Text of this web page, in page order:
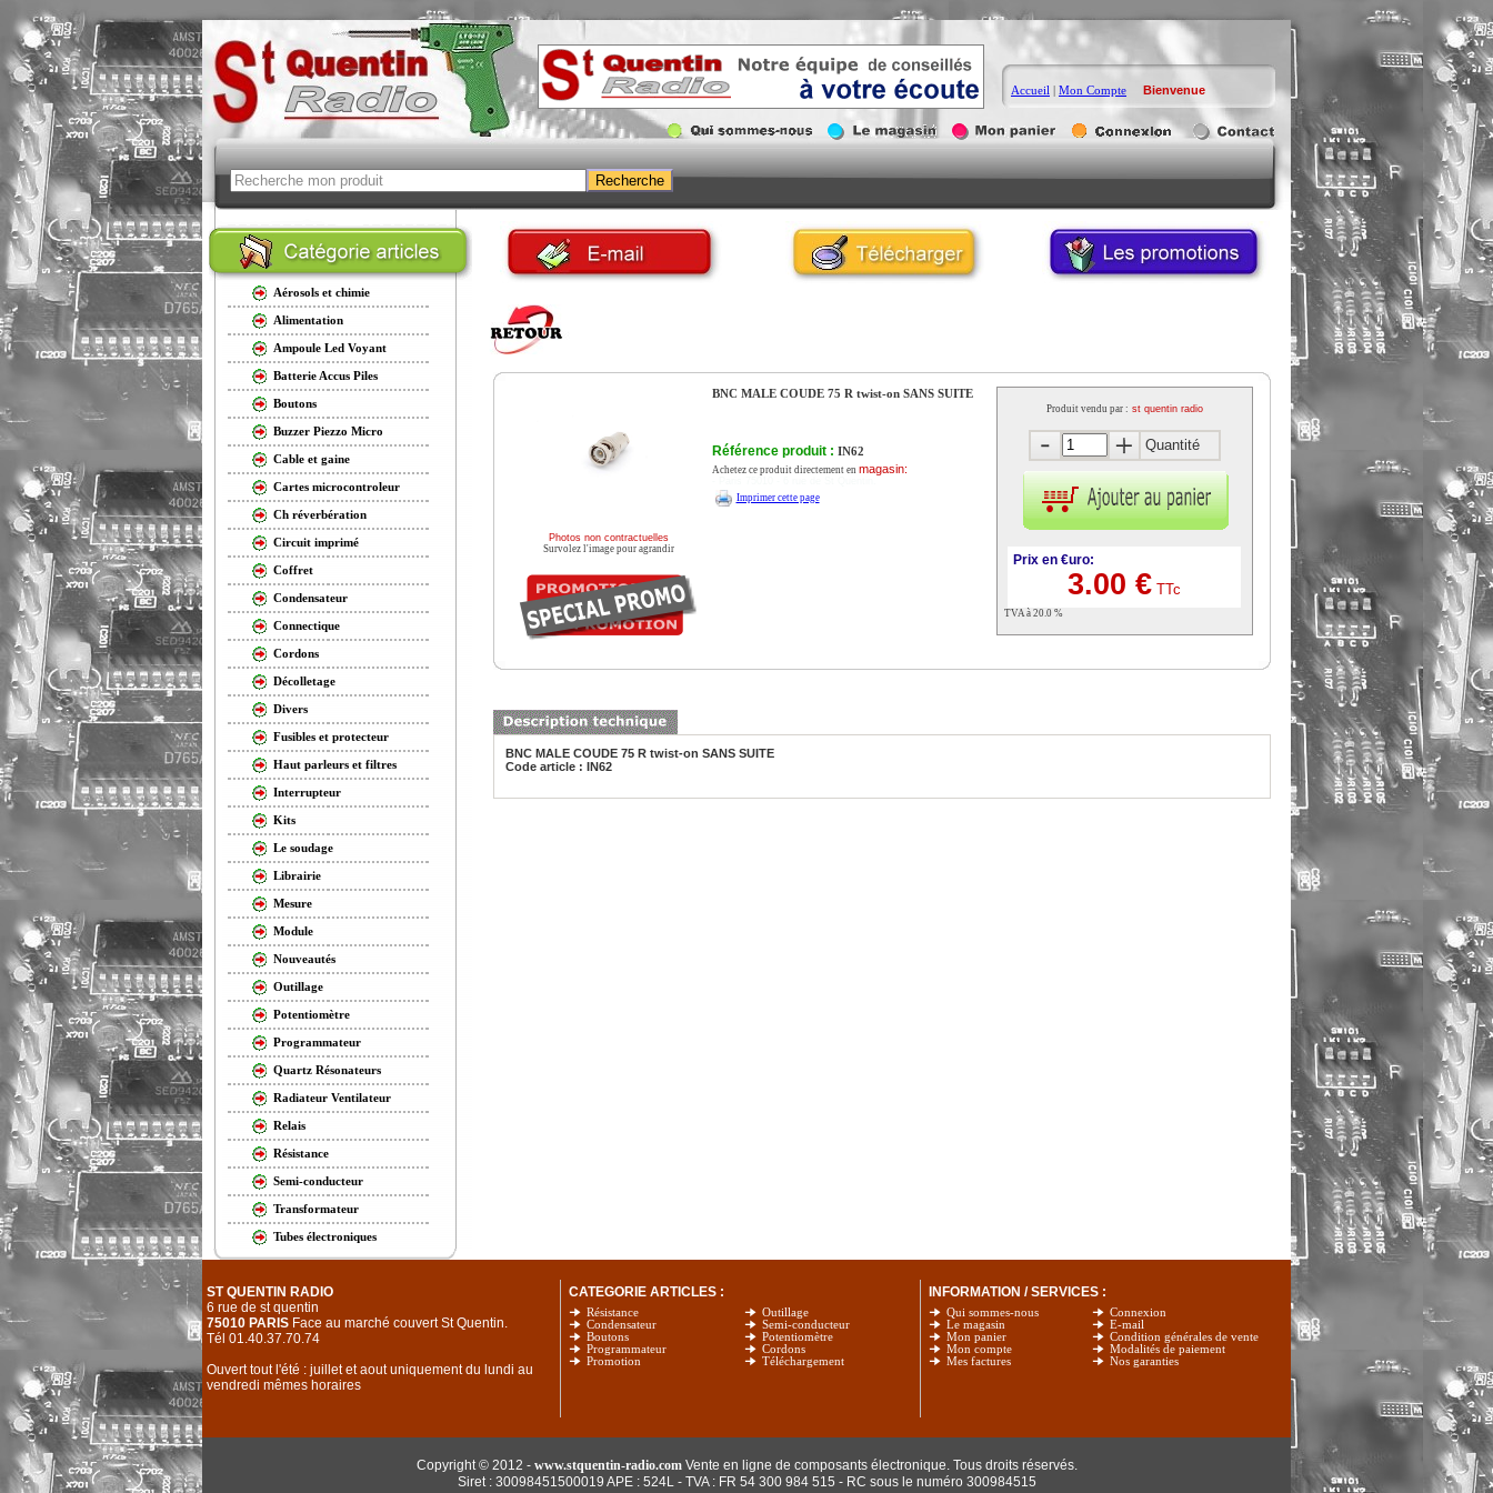
Accueil | Mon Compte Bienvenue
Aérosols et chimie
Alimentation
Ampoule Led Voyant
Batterie Accus Piles
Boutons
Buzzer Piezzo Micro
Cable et gaine
Cartes microcontroleur
Ch réverbération
Circuit imprimé
Coffret
Condensateur
Connectique
Cordons
Décolletage
Divers
Fusibles et protecteur
Haut parleurs et filtres
Interrupteur
Kits
Le soudage
Librairie
Mesure
Module
Nouveautés
Outillage
Potentiomètre
Programmateur
Quartz Résonateurs
Radiateur Ventilateur
Relais
Résistance
Semi-conducteur
Transformateur
Tubes électroniques
Photos non contractuelles
Survolez l'image pour agrandir
BNC MALE COUDE 75 R twist-on SANS SUITE
Référence produit : IN62
Achetez ce produit directement en magasin:
Imprimer cette page
Produit vendu par : st quentin radio
Quantité
Prix en €uro:
3.00 € TTc
TVA à 20.0 %
BNC MALE COUDE 75 R twist-on SANS SUITE
Code article : IN62
ST QUENTIN RADIO
6 rue de st quentin
75010 PARIS Face au marché couvert St Quentin.
Tél 01.40.37.70.74
Ouvert tout l'été : juillet et aout uniquement du lundi au
vendredi mêmes horaires
CATEGORIE ARTICLES :
Résistance
Condensateur
Boutons
Programmateur
Promotion
Outillage
Semi-conducteur
Potentiomètre
Cordons
Téléchargement
INFORMATION / SERVICES :
Qui sommes-nous
Le magasin
Mon panier
Mon compte
Mes factures
Connexion
E-mail
Condition générales de vente
Modalités de paiement
Nos garanties
Copyright © 2012 - www.stquentin-radio.comVente en ligne de composants électronique. Tous droits réservés.
Siret : 30098451500019 APE : 524L - TVA : FR 54 300 984 515 - RC sous le numéro 300984515